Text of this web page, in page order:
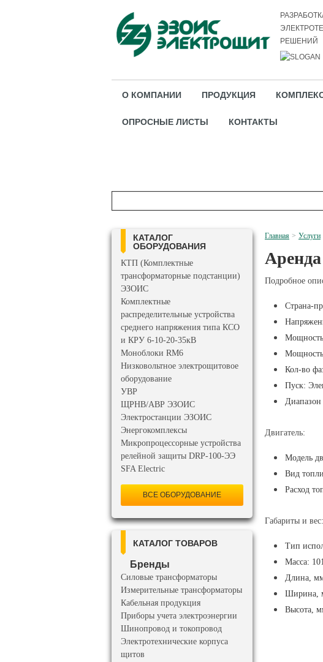
РЕШЕНИЙ
О КОМПАНИИ ПРОДУКЦИЯ
ОПРОСНЫЕ ЛИСТЫ КОНТАКТЫ
КАТАЛОГ
ОБОРУДОВАНИЯ
КТП (Комплектные
трансформаторные подстанции)
ЭЗОИС
Комплектные
распределительные устройства
среднего напряжения типа КСО
и КРУ 6-10-20-35кВ
Моноблоки RM6
Низковольтное электрощитовое
оборудование
УВР
ЩРНВ/АВР ЭЗОИС
Электростанции ЭЗОИС
Энергокомплексы
Микропроцессорные устройства
релейной защиты DRP-100-ЭЭ
SFA Electric
ВСЕ ОБОРУДОВАНИЕ
КАТАЛОГ ТОВАРОВ
Бренды
Силовые трансформаторы
Измерительные трансформаторы
Кабельная продукция
Приборы учета электроэнергии
Шинопровод и токопровод
Электротехнические корпуса
щитов
Главная Услуги
Подробное
Страна-
Кол-во
Пуск:
Диапазон
Двигатель:
Модель
Вид
Расход
Габариты и вес:
Тип
Масса:
Длина,
Ширина,
Высота,